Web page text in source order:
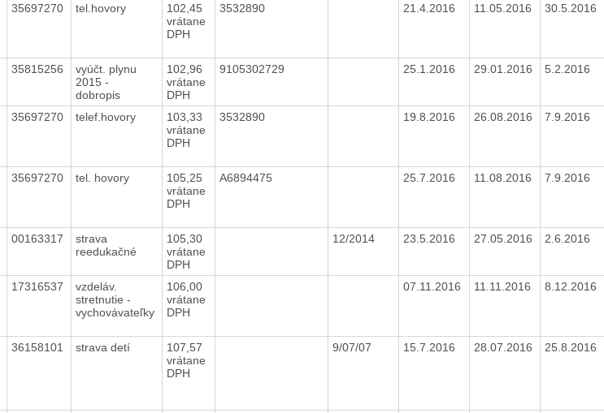
35697270 tel.hovory
102,45
vrátane
DPH
3532890 21.4.2016 11.05.2016 30.5.2016
35815256
vyúčt. plynu
2015 -
dobropis
102,96
vrátane
DPH
9105302729 25.1.2016 29.01.2016 5.2.2016
35697270 telef.hovory
103,33
vrátane
DPH
3532890 19.8.2016 26.08.2016 7.9.2016
35697270 tel. hovory
105,25
vrátane
DPH
A6894475 25.7.2016 11.08.2016 7.9.2016
00163317
strava
reedukačné
105,30
vrátane
DPH
12/2014 23.5.2016 27.05.2016 2.6.2016
17316537
vzdeláv.
stretnutie -
vychovávateľky
106,00
vrátane
DPH
07.11.2016 11.11.2016 8.12.2016
36158101 strava detí
107,57
vrátane
DPH
9/07/07 15.7.2016 28.07.2016 25.8.2016